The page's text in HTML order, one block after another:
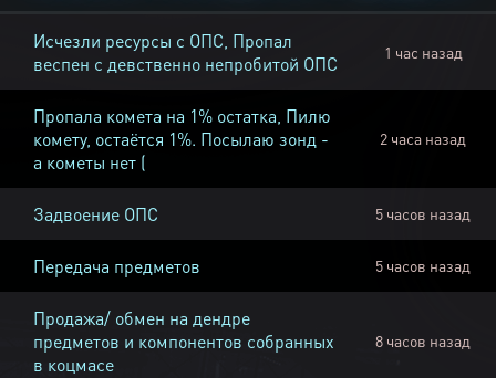
Исчезли ресурсы с ОПС, Пропал
веспен с девственно непробитой ОПС
1 час назад
Пропала комета на 1% остатка, Пилю
комету, остаётся 1%. Посылаю зонд -
а кометы нет (
2 часа назад
Задвоение ОПС 5 часов назад
Передача предметов 5 часов назад
Продажа/ обмен на дендре
предметов и компонентов собранных
в коцмасе
8 часов назад